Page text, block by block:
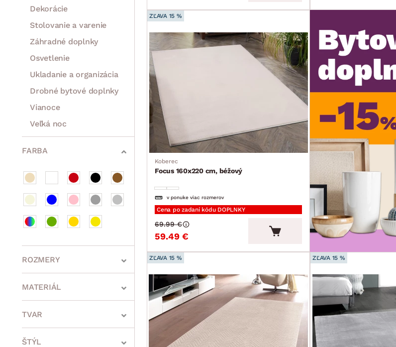
Dekorácie
Stolovanie a varenie
Záhradné doplnky
Osvetlenie
Ukladanie a organizácia
Drobné bytové doplnky
Vianoce
Veľká noc
Sedacie súpravy a pohovky
Zostavy a steny
Drobný nábytok
Spotrebiče
FARBA
ROZMERY
min.
MATERIÁL
TVAR
ŠTÝL
ZĽAVA 15 %
Koberec
Focus 160x220 cm, béžový
v ponuke viac rozmerov
Cena po zadaní kódu DOPLNKY
59.49 €
69.99 €
ZĽAVA 15 % ZĽAVA 15 %